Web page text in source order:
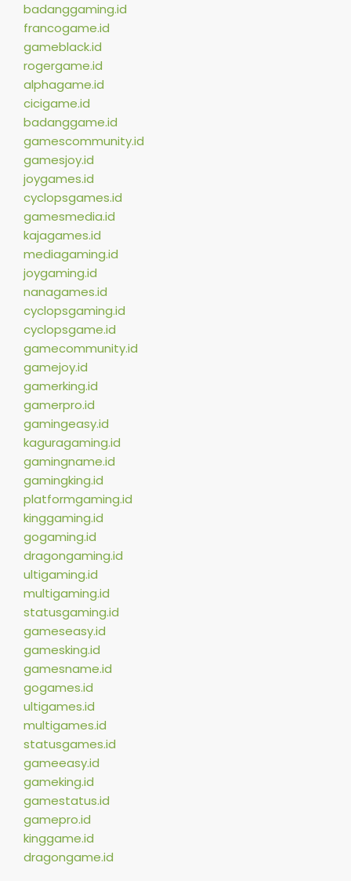
badanggaming.id
francogame.id
gameblack.id
rogergame.id
alphagame.id
cicigame.id
badanggame.id
gamescommunity.id
gamesjoy.id
joygames.id
cyclopsgames.id
gamesmedia.id
kajagames.id
mediagaming.id
joygaming.id
nanagames.id
cyclopsgaming.id
cyclopsgame.id
gamecommunity.id
gamejoy.id
gamerking.id
gamerpro.id
gamingeasy.id
kaguragaming.id
gamingname.id
gamingking.id
platformgaming.id
kinggaming.id
gogaming.id
dragongaming.id
ultigaming.id
multigaming.id
statusgaming.id
gameseasy.id
gamesking.id
gamesname.id
gogames.id
ultigames.id
multigames.id
statusgames.id
gameeasy.id
gameking.id
gamestatus.id
gamepro.id
kinggame.id
dragongame.id